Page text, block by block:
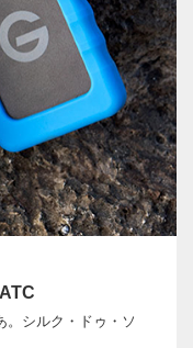
。シルク・ドゥ・ソ